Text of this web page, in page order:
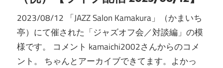
2023/08/12 「JAZZ Salon Kamakura」（かまいち
亭）にて催された「ジャズオフ会／対談編」の模
様です。 コメント kamaichi2002さんからのコメ
ント。 ちゃんとアーカイブできてます。よかっ